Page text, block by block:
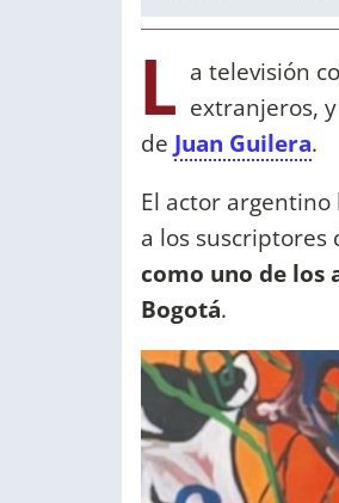
L a televisión
extranjeros,
de Juan Guilera.
El actor
a los suscriptores
como uno de los
Bogotá.